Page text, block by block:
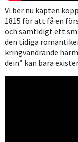
Vi ber nu kapten
1815 för att få en
och samtidigt ett
den tidiga
kringvandrande
dein” kan bara